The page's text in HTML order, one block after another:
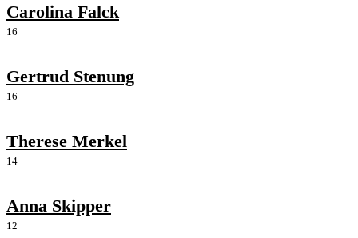
Carolina Falck
16
Gertrud Stenung
16
Therese Merkel
14
Anna Skipper
12